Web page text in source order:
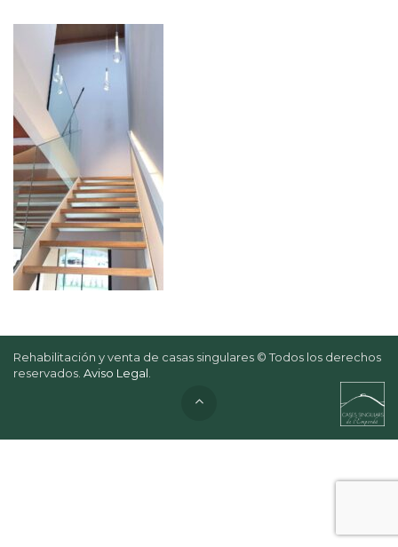
Rehabilitación y venta de casas singulares © Todos los derechos
reservados. Aviso Legal